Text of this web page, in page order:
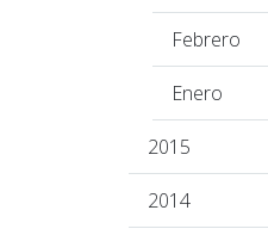
Febrero
Enero
2015
2014